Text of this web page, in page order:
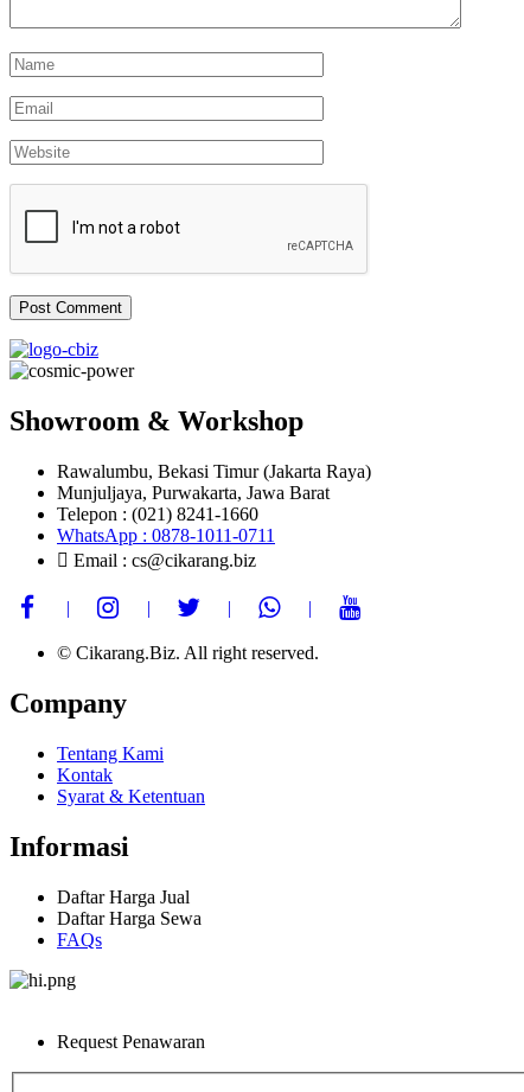
Showroom & Workshop
Rawalumbu, Bekasi Timur (Jakarta Raya)
Munjuljaya, Purwakarta, Jawa Barat
Telepon : (021) 8241-1660
WhatsApp : 0878-1011-0711
Email : cs@cikarang.biz
© Cikarang.Biz. All right reserved.
Company
Tentang Kami
Kontak
Syarat & Ketentuan
Informasi
Daftar Harga Jual
Daftar Harga Sewa
FAQs
Request Penawaran